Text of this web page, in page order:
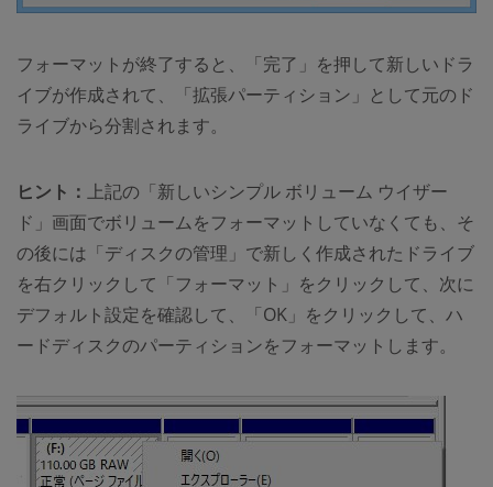
フォーマットが終了すると、「完了」を押して新しいドラ
イブが作成されて、「拡張パーティション」として元のド
ライブから分割されます。
ヒント： 上記の「新しいシンプル ボリューム ウイザー
ド」画面でボリュームをフォーマットしていなくても、そ
の後には「ディスクの管理」で新しく作成されたドライブ
を右クリックして「フォーマット」をクリックして、次に
デフォルト設定を確認して、「OK」をクリックして、ハ
ードディスクのパーティションをフォーマットします。